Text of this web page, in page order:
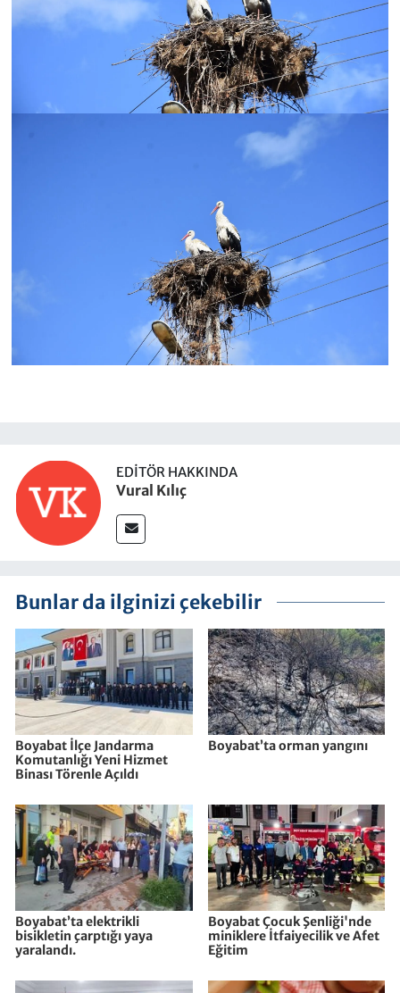
EDITÖR HAKKINDA
Vural Kılıç
Bunlar da ilginizi çekebilir
Boyabat İlçe Jandarma
Komutanlığı Yeni Hizmet
Binası Törenle Açıldı
Boyabat’ta orman yangını
Boyabat’ta elektrikli
bisikletin çarptığı yaya
yaralandı.
Boyabat Çocuk Şenliği'nde
miniklere İtfaiyecilik ve Afet
Eğitim